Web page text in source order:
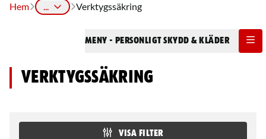
Hem ... Verktygssäkring
Meny - Personligt Skydd & Kläder
Verktygssäkring
VISA FILTER